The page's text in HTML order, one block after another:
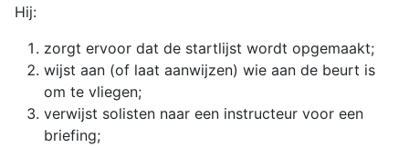
Hij:
zorgt ervoor dat de startlijst wordt opgemaakt;
wijst aan (of laat aanwijzen) wie aan de beurt is
om te vliegen;
verwijst solisten naar een instructeur voor een
briefing;